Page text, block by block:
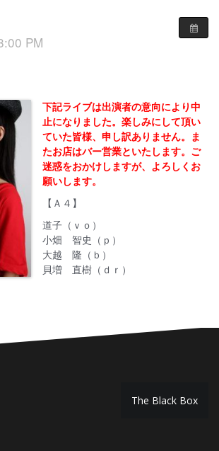
PM
下記ライブは出演者の意向により中
止になりました。楽しみにして頂い
ていた皆様、申し訳ありません。ま
たお店はバー営業といたします。ご
迷惑をおかけしますが、よろしくお
願いします。
【Ａ４】
道子（ｖｏ）
小畑 智史（ｐ）
大越 隆（ｂ）
貝増 直樹（ｄｒ）
The Black Box